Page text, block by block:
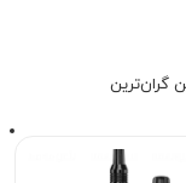
گران‌ترین